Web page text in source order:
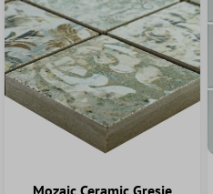
Mozaic Ceramic Gresie